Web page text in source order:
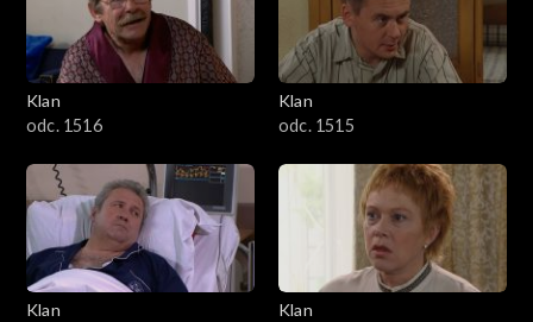
Klan
odc. 1516
Klan
odc. 1515
Klan
Klan